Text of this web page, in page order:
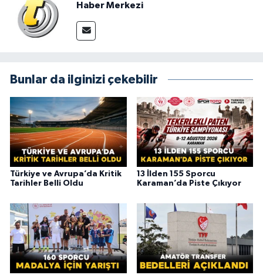
Haber Merkezi
Bunlar da ilginizi çekebilir
Türkiye ve Avrupa’da Kritik
Tarihler Belli Oldu
13 İlden 155 Sporcu
Karaman’da Piste Çıkıyor